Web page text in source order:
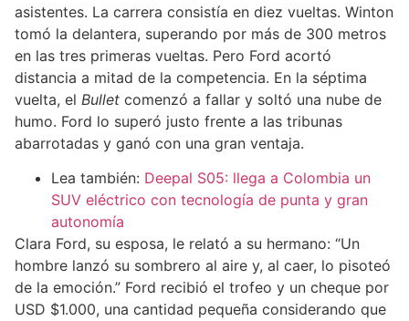
asistentes. La carrera consistía en diez vueltas. Winton
tomó la delantera, superando por más de 300 metros
en las tres primeras vueltas. Pero Ford acortó
distancia a mitad de la competencia. En la séptima
vuelta, el Bullet comenzó a fallar y soltó una nube de
humo. Ford lo superó justo frente a las tribunas
abarrotadas y ganó con una gran ventaja.
Lea también: Deepal S05: llega a Colombia un
SUV eléctrico con tecnología de punta y gran
autonomía
Clara Ford, su esposa, le relató a su hermano: “Un
hombre lanzó su sombrero al aire y, al caer, lo pisoteó
de la emoción.” Ford recibió el trofeo y un cheque por
USD $1.000, una cantidad pequeña considerando que